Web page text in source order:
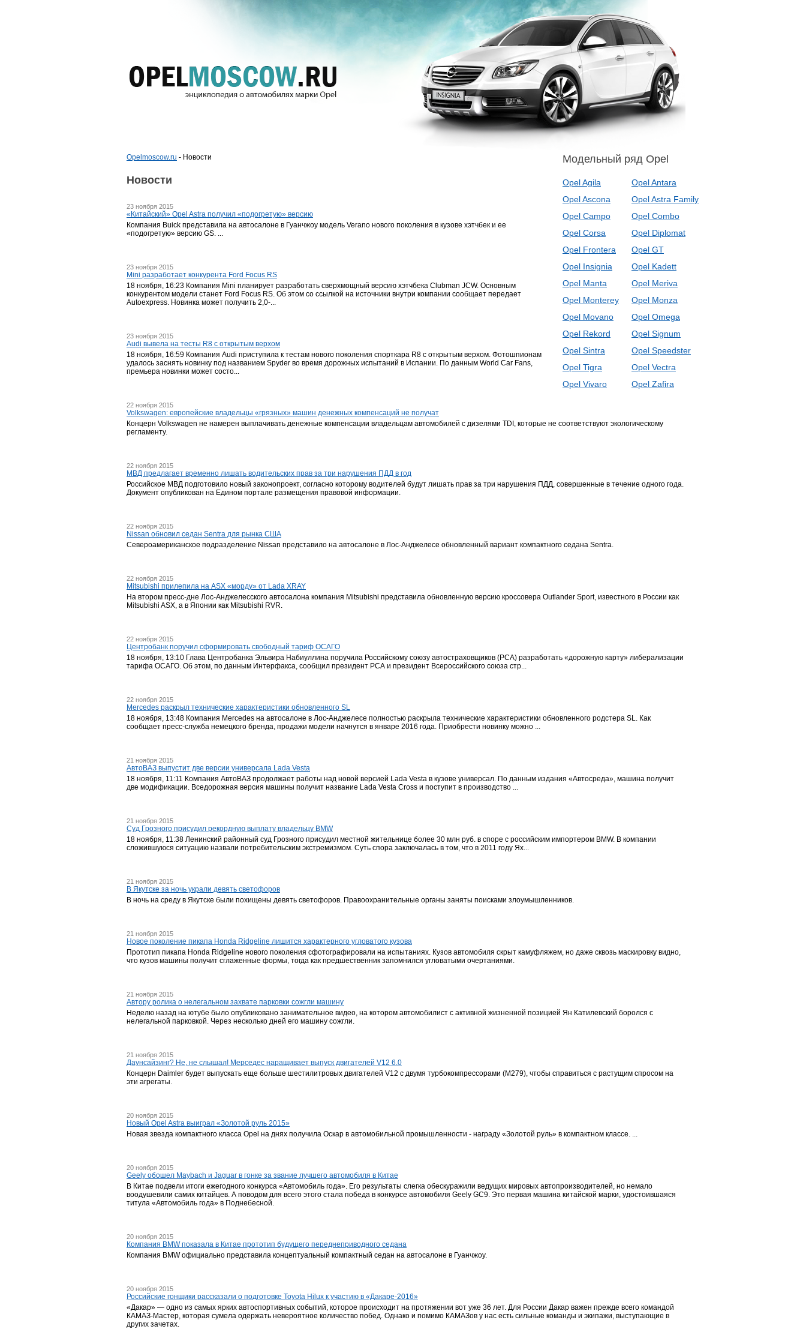
Модельный ряд Opel
Opel Agila
Opel Antara
Opel Ascona
Opel Astra Family
Opel Campo
Opel Combo
Opel Corsa
Opel Diplomat
Opel Frontera
Opel GT
Opel Insignia
Opel Kadett
Opel Manta
Opel Meriva
Opel Monterey
Opel Monza
Opel Movano
Opel Omega
Opel Rekord
Opel Signum
Opel Sintra
Opel Speedster
Opel Tigra
Opel Vectra
Opel Vivaro
Opel Zafira
Opelmoscow.ru - Новости
Новости
23 ноября 2015
«Китайский» Opel Astra получил «подогретую» версию
Компания Buick представила на автосалоне в Гуанчжоу модель Verano нового поколения в кузове хэтчбек и ее
«подогретую» версию GS. ...
23 ноября 2015
Mini разработает конкурента Ford Focus RS
18 ноября, 16:23 Компания Mini планирует разработать сверхмощный версию хэтчбека Clubman JCW. Основным
конкурентом модели станет Ford Focus RS. Об этом со ссылкой на источники внутри компании сообщает передает
Autoeхpress. Новинка может получить 2,0-...
23 ноября 2015
Audi вывела на тесты R8 с открытым верхом
18 ноября, 16:59 Компания Audi приступила к тестам нового поколения спорткара R8 с открытым верхом. Фотошпионам
удалось заснять новинку под названием Spyder во время дорожных испытаний в Испании. По данным World Car Fans,
премьера новинки может состо...
22 ноября 2015
Volkswagen: европейские владельцы «грязных» машин денежных компенсаций не получат
Концерн Volkswagen не намерен выплачивать денежные компенсации владельцам автомобилей с дизелями TDI, которые не соответствуют экологическому
регламенту.
22 ноября 2015
МВД предлагает временно лишать водительских прав за три нарушения ПДД в год
Российское МВД подготовило новый законопроект, согласно которому водителей будут лишать прав за три нарушения ПДД, совершенные в течение одного года.
Документ опубликован на Едином портале размещения правовой информации.
22 ноября 2015
Nissan обновил седан Sentra для рынка США
Североамериканское подразделение Nissan представило на автосалоне в Лос-Анджелесе обновленный вариант компактного седана Sentra.
22 ноября 2015
Mitsubishi прилепила на ASX «морду» от Lada XRAY
На втором пресс-дне Лос-Анджелесского автосалона компания Mitsubishi представила обновленную версию кроссовера Outlander Sport, известного в России как
Mitsubishi ASX, а в Японии как Mitsubishi RVR.
22 ноября 2015
Центробанк поручил сформировать свободный тариф ОСАГО
18 ноября, 13:10 Глава Центробанка Эльвира Набиуллина поручила Российскому союзу автостраховщиков (РСА) разработать «дорожную карту» либерализации
тарифа ОСАГО. Об этом, по данным Интерфакса, сообщил президент РСА и президент Всероссийского союза стр...
22 ноября 2015
Mercedes раскрыл технические характеристики обновленного SL
18 ноября, 13:48 Компания Mercedes на автосалоне в Лос-Анджелесе полностью раскрыла технические характеристики обновленного родстера SL. Как
сообщает пресс-служба немецкого бренда, продажи модели начнутся в январе 2016 года. Приобрести новинку можно ...
21 ноября 2015
АвтоВАЗ выпустит две версии универсала Lada Vesta
18 ноября, 11:11 Компания АвтоВАЗ продолжает работы над новой версией Lada Vesta в кузове универсал. По данным издания «Автосреда», машина получит
две модификации. Вседорожная версия машины получит название Lada Vesta Cross и поступит в производство ...
21 ноября 2015
Суд Грозного присудил рекордную выплату владельцу BMW
18 ноября, 11:38 Ленинский районный суд Грозного присудил местной жительнице более 30 млн руб. в споре с российским импортером BMW. В компании
сложившуюся ситуацию назвали потребительским экстремизмом. Суть спора заключалась в том, что в 2011 году Ях...
21 ноября 2015
В Якутске за ночь украли девять светофоров
В ночь на среду в Якутске были похищены девять светофоров. Правоохранительные органы заняты поисками злоумышленников.
21 ноября 2015
Новое поколение пикапа Honda Ridgeline лишится характерного угловатого кузова
Прототип пикапа Honda Ridgeline нового поколения сфотографировали на испытаниях. Кузов автомобиля скрыт камуфляжем, но даже сквозь маскировку видно,
что кузов машины получит сглаженные формы, тогда как предшественник запомнился угловатыми очертаниями.
21 ноября 2015
Автору ролика о нелегальном захвате парковки сожгли машину
Неделю назад на ютубе было опубликовано занимательное видео, на котором автомобилист с активной жизненной позицией Ян Катилевский боролся с
нелегальной парковкой. Через несколько дней его машину сожгли.
21 ноября 2015
Даунсайзинг? Не, не слышал! Мерседес наращивает выпуск двигателей V12 6.0
Концерн Daimler будет выпускать еще больше шестилитровых двигателей V12 с двумя турбокомпрессорами (M279), чтобы справиться с растущим спросом на
эти агрегаты.
20 ноября 2015
Новый Opel Astra выиграл «Золотой руль 2015»
Новая звезда компактного класса Opel на днях получила Оскар в автомобильной промышленности - награду «Золотой руль» в компактном классе. ...
20 ноября 2015
Geely обошел Maybach и Jaguar в гонке за звание лучшего автомобиля в Китае
В Китае подвели итоги ежегодного конкурса «Автомобиль года». Его результаты слегка обескуражили ведущих мировых автопроизводителей, но немало
воодушевили самих китайцев. А поводом для всего этого стала победа в конкурсе автомобиля Geely GC9. Это первая машина китайской марки, удостоившаяся
титула «Автомобиль года» в Поднебесной.
20 ноября 2015
Компания BMW показала в Китае прототип будущего переднеприводного седана
Компания BMW официально представила концептуальный компактный седан на автосалоне в Гуанчжоу.
20 ноября 2015
Российские гонщики рассказали о подготовке Toyota Hilux к участию в «Дакаре-2016»
«Дакар» — одно из самых ярких автоспортивных событий, которое происходит на протяжении вот уже 36 лет. Для России Дакар важен прежде всего командой
КАМАЗ-Мастер, которая сумела одержать невероятное количество побед. Однако и помимо КАМАЗов у нас есть сильные команды и экипажи, выступающие в
других зачетах.